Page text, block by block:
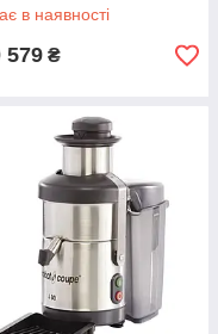
в наявності
579 ₴